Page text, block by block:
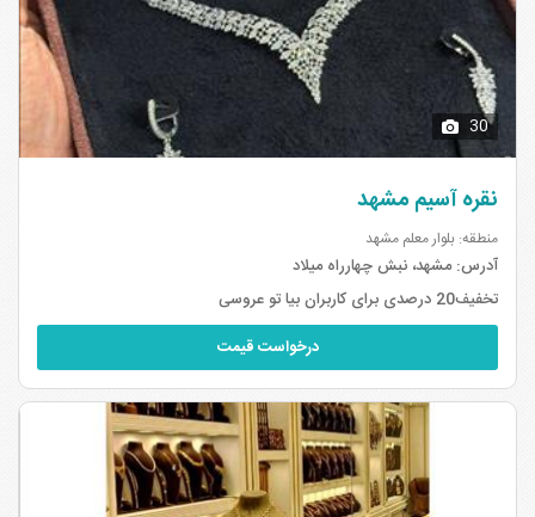
30
نقره آسیم مشهد
منطقه: بلوار معلم مشهد
آدرس:مشهد، نبش چهارراه میلاد
تخفیف20 درصدی برای کاربران بیا تو عروسی
درخواست قیمت